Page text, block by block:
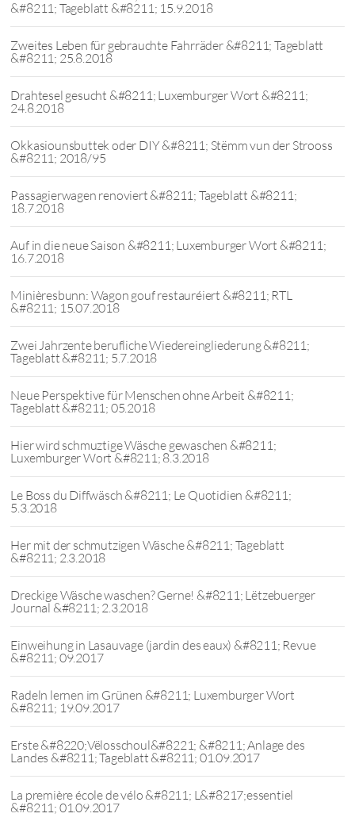
&#8211; Tageblatt &#8211; 15.9.2018
Zweites Leben für gebrauchte Fahrräder &#8211; Tageblatt
&#8211; 25.8.2018
Drahtesel gesucht &#8211; Luxemburger Wort &#8211;
24.8.2018
Okkasiounsbuttek oder DIY &#8211; Stëmm vun der Strooss
&#8211; 2018/95
Passagierwagen renoviert &#8211; Tageblatt &#8211;
18.7.2018
Auf in die neue Saison &#8211; Luxemburger Wort &#8211;
16.7.2018
Minièresbunn: Wagon gouf restauréiert &#8211; RTL
&#8211; 15.07.2018
Zwei Jahrzente berufliche Wiedereingliederung &#8211;
Tageblatt &#8211; 5.7.2018
Neue Perspektive für Menschen ohne Arbeit &#8211;
Tageblatt &#8211; 05.2018
Hier wird schmuztige Wäsche gewaschen &#8211;
Luxemburger Wort &#8211; 8.3.2018
Le Boss du Diffwäsch &#8211; Le Quotidien &#8211;
5.3.2018
Her mit der schmutzigen Wäsche &#8211; Tageblatt
&#8211; 2.3.2018
Dreckige Wäsche waschen? Gerne! &#8211; Lëtzebuerger
Journal &#8211; 2.3.2018
Einweihung in Lasauvage (jardin des eaux) &#8211; Revue
&#8211; 09.2017
Radeln lernen im Grünen &#8211; Luxemburger Wort
&#8211; 19.09.2017
Erste &#8220;Vëlosschoul&#8221; &#8211; Anlage des
Landes &#8211; Tageblatt &#8211; 01.09.2017
La première école de vélo &#8211; L&#8217;essentiel
&#8211; 01.09.2017